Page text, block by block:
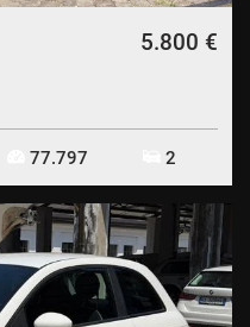
5.800 €
77.797 2